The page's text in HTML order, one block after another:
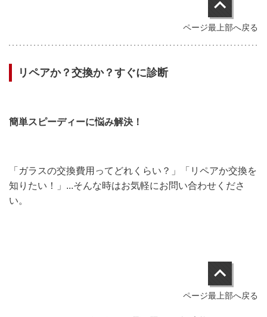
ページ最上部へ戻る
リペアか？交換か？すぐに診断
簡単スピーディーに悩み解決！
「ガラスの交換費用ってどれくらい？」「リペアか交換を
知りたい！」...そんな時はお気軽にお問い合わせくださ
い。
ページ最上部へ戻る